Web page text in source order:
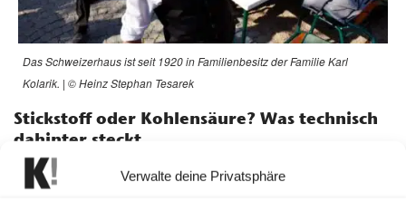
Verwalte deine Privatsphäre
Das Schweizerhaus ist seit 1920 in Familienbesitz der Familie Karl
Kolarik. | © Heinz Stephan Tesarek
Stickstoff oder Kohlensäure? Was technisch
dahinter steckt
Ein zweiter Mythos betrifft die Schanktechnik. Immer